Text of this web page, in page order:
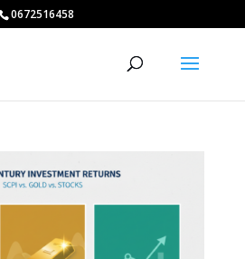
0672516458